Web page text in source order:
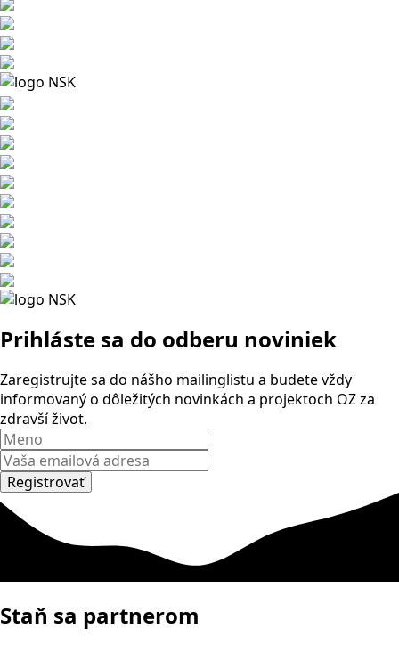
Prihláste sa do odberu noviniek
Zaregistrujte sa do nášho mailinglistu a budete vždy
informovaný o dôležitých novinkách a projektoch OZ za
zdravší život.
Registrovať
Staň sa partnerom